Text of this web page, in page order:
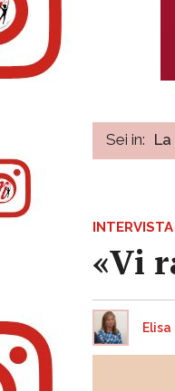
Sei in:
INTERVISTA
«Vi